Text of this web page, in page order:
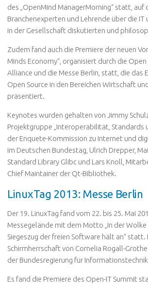
des „OpenMind ManagerMorning“ statt, auf
Branchenexperten und Lehrende über die IT
in der Gesellschaft diskutierten und
Zudem fand auch die Premiere der neuen
Minds Economy“, organisiert durch die Open
Alliance und die Messe Berlin, statt, die das
Open Source in den Bereichen Wirtschaft
präsentiert.
Keynotes wurden gehalten von Jimmy
Projektgruppe „Interoperabilität, Standards
der Enquete-Kommission zu Internet und
im Deutschen Bundestag, Ulrich Drepper,
Standard Library Glibc und Lars Knoll,
Chief Maintainer der Qt-Bibliothek.
LinuxTag 2013: Messe Berlin
Der 19. LinuxTag fand vom 22. bis 25. Mai
Messegelände mit dem Motto „In der Wolke
Siegeszug der freien Software hält an“
Schirmherrschaft von Cornelia Rogall-
der Bundesregierung für
Es fand die Premiere des Open-IT Summit